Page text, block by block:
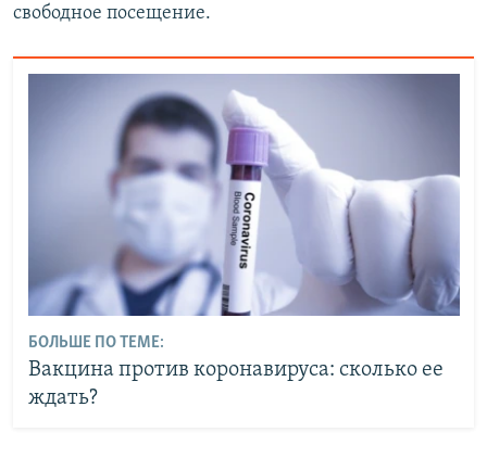
свободное посещение.
БОЛЬШЕ ПО ТЕМЕ:
Вакцина против коронавируса: сколько ее
ждать?